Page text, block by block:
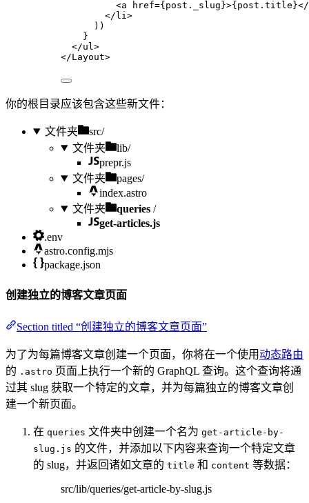
<a href={ post . _slug }>{ post . title }</
</ li>
))
}
</ul>
</Layout>
你的根目录应该包含这些新文件：
文件夹
src/
文件夹
lib/
prepr.js
文件夹
pages/
index.astro
文件夹
queries /
get-articles.js
.env
astro.config.mjs
package.json
创建独立的博客文章页面
Section titled “创建独立的博客文章页面”
为了为每篇博客文章创建一个页面，你将在一个使用动态路由
的 .astro 页面上执行一个新的 GraphQL 查询。这个查询将通
过其 slug 获取一个特定的文章，并为每篇独立的博客文章创
建一个新页面。
在 queries 文件夹中创建一个名为 get-article-by-
slug.js 的文件，并添加以下内容来查询一个特定文章
的 slug，并返回诸如文章的 title 和 content 等数据：
src/lib/queries/get-article-by-slug.js